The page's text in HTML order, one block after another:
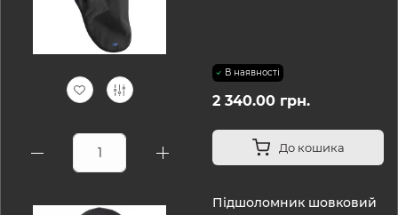
В наявності
2 340.00 грн.
До кошика
Підшоломник шовковий